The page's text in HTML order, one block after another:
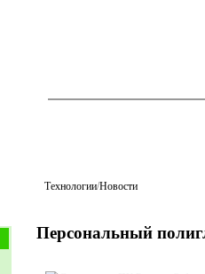
Технологии/Новости
Персональный